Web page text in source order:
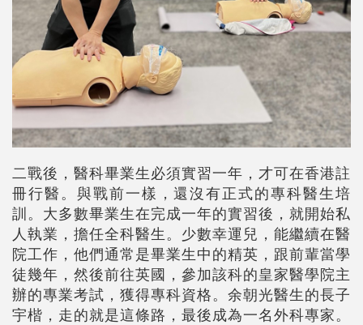
二戰後，醫科畢業生必須實習一年，才可在香港註
冊行醫。與戰前一樣，還沒有正式的專科醫生培
訓。大多數畢業生在完成一年的實習後，就開始私
人執業，擔任全科醫生。少數幸運兒，能繼續在醫
院工作，他們通常是畢業生中的精英，跟前輩當學
徒幾年，然後前往英國，參加該科的皇家醫學院主
辦的專業考試，獲得專科資格。余朝光醫生的長子
宇楷，走的就是這條路，最後成為一名外科專家。